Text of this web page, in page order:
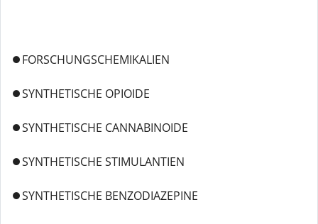
⏺️FORSCHUNGSCHEMIKALIEN
⏺️SYNTHETISCHE OPIOIDE
⏺️SYNTHETISCHE CANNABINOIDE
⏺️SYNTHETISCHE STIMULANTIEN
⏺️SYNTHETISCHE BENZODIAZEPINE